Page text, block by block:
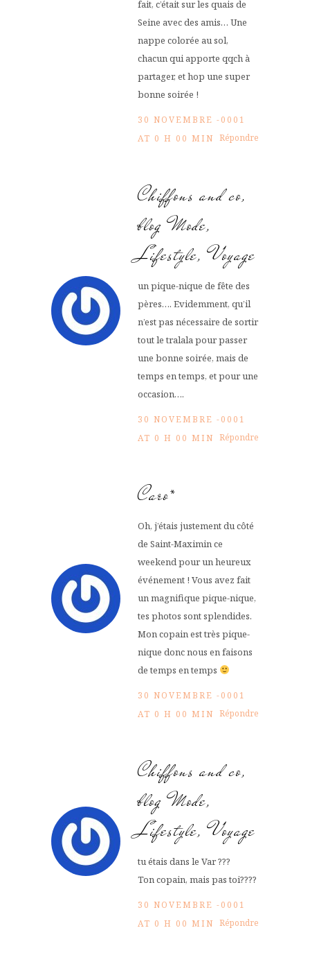
fait, c’était sur les quais de
Seine avec des amis… Une
nappe colorée au sol,
chacun qui apporte qqch à
partager, et hop une super
bonne soirée !
30 NOVEMBRE -0001
AT 0 H 00 MIN Répondre
Chiffons and co,
blog Mode,
Lifestyle, Voyage
un pique-nique de fête des
pères…. Evidemment, qu’il
n’est pas nécessaire de sortir
tout le tralala pour passer
une bonne soirée, mais de
temps en temps, et pour une
occasion….
30 NOVEMBRE -0001
AT 0 H 00 MIN Répondre
Caro*
Oh, j’étais justement du côté
de Saint-Maximin ce
weekend pour un heureux
événement ! Vous avez fait
un magnifique pique-nique,
tes photos sont splendides.
Mon copain est très pique-
nique donc nous en faisons
de temps en temps
30 NOVEMBRE -0001
AT 0 H 00 MIN Répondre
Chiffons and co,
blog Mode,
Lifestyle, Voyage
tu étais dans le Var ???
Ton copain, mais pas toi????
30 NOVEMBRE -0001
AT 0 H 00 MIN Répondre